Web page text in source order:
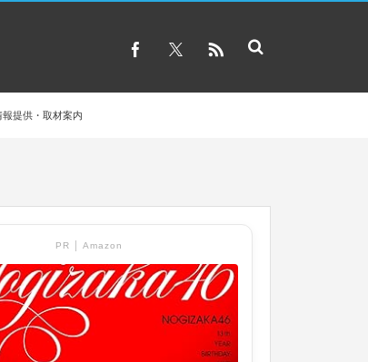
報提供・取材案内
PR │ Amazon